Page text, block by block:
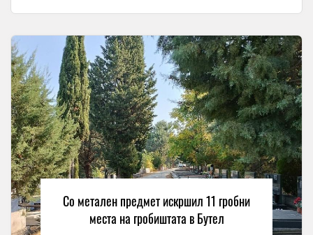
Со метален предмет искршил 11 гробни
места на гробиштата в Бутел